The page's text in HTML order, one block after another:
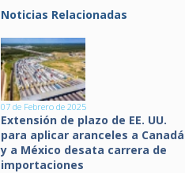
Noticias Relacionadas
07 de Febrero de 2025
Extensión de plazo de EE. UU.
para aplicar aranceles a Canadá
y a México desata carrera de
importaciones